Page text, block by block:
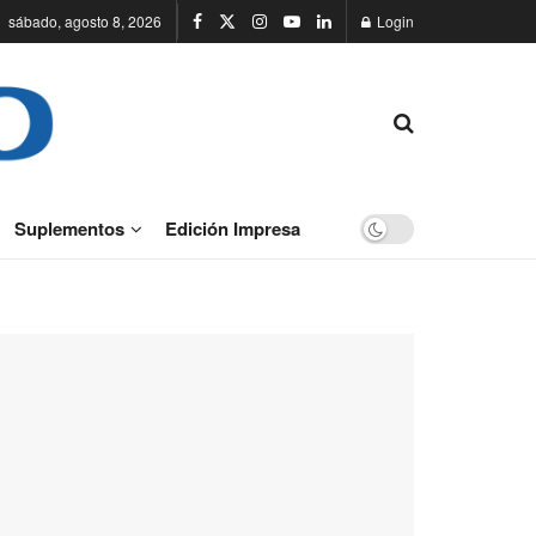
sábado, agosto 8, 2026 Login
Suplementos Edición Impresa